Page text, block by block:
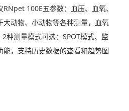
100E五参数：血压、血氧、
大动物、小动物等各种测量，血氧
种测量模式可选：SPOT模式、监
，支持历史数据的查看和趋势图